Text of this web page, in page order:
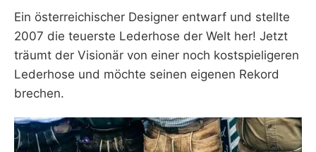
Ein österreichischer Designer entwarf und stellte
2007 die teuerste Lederhose der Welt her! Jetzt
träumt der Visionär von einer noch kostspieligeren
Lederhose und möchte seinen eigenen Rekord
brechen.